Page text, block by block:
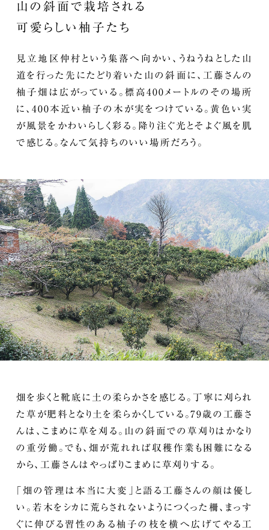
山の斜面で栽培される
可愛らしい柚子たち
見立地区仲村という集落へ向かい、うねうねとした山
道を行った先にたどり着いた山の斜面に、工藤さんの
柚子畑は広がっている。標高400メートルのその場所
に、400本近い柚子の木が実をつけている。黄色い実
が風景をかわいらしく彩る。降り注ぐ光とそよぐ風を肌
で感じる。なんて気持ちのいい場所だろう。
畑を歩くと靴底に土の柔らかさを感じる。丁寧に刈られ
た草が肥料となり土を柔らかくしている。79歳の工藤さ
んは、こまめに草を刈る。山の斜面での草刈りはかなり
の重労働。でも、畑が荒れれば収穫作業も困難になる
から、工藤さんはやっぱりこまめに草刈りする。
「畑の管理は本当に大変」と語る工藤さんの顔は優し
い。若木をシカに荒らされないようにつくった柵、まっす
ぐに伸びる習性のある柚子の枝を横へ広げてやる工